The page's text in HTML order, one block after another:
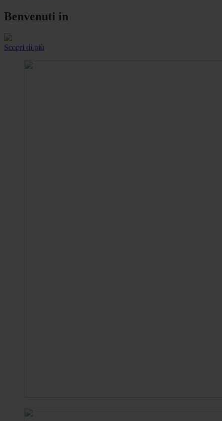
Benvenuti in
Scopri di più